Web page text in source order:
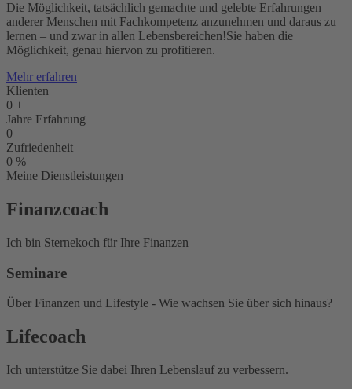
Die Möglichkeit, tatsächlich gemachte und gelebte Erfahrungen
anderer Menschen mit Fachkompetenz anzunehmen und daraus zu
lernen – und zwar in allen Lebensbereichen!Sie haben die
Möglichkeit, genau hiervon zu profitieren.
Mehr erfahren
Klienten
0 +
Jahre Erfahrung
0
Zufriedenheit
0 %
Meine Dienstleistungen
Finanzcoach
Ich bin Sternekoch für Ihre Finanzen
Seminare
Über Finanzen und Lifestyle - Wie wachsen Sie über sich hinaus?​
Lifecoach
Ich unterstütze Sie dabei Ihren Lebenslauf zu verbessern.